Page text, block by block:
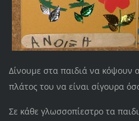
Δίνουμε στα παιδιά να κόψουν
πλάτος του να είναι σίγουρα
Σε κάθε γλωσσοπίεστρο τα